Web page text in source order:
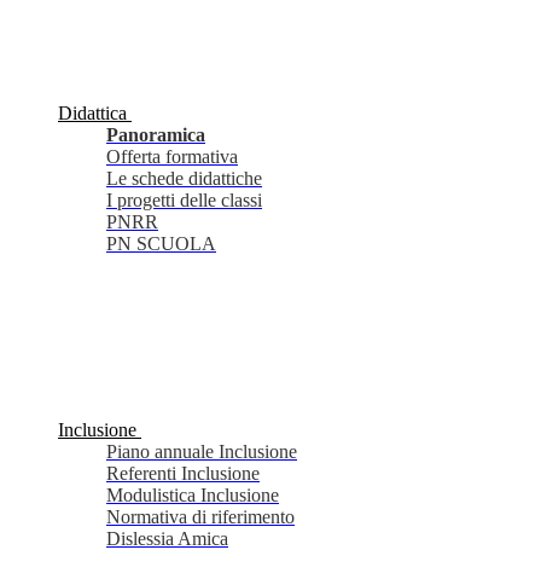
Didattica
Panoramica
Offerta formativa
Le schede didattiche
I progetti delle classi
PNRR
PN SCUOLA
Inclusione
Piano annuale Inclusione
Referenti Inclusione
Modulistica Inclusione
Normativa di riferimento
Dislessia Amica